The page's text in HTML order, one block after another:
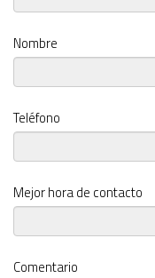
Nombre
Teléfono
Mejor hora de contacto
Comentario